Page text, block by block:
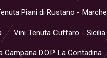
Piani di Rustano - Marche
Vini Tenuta Cuffaro - Sicilia
D.O.P. La Contadina